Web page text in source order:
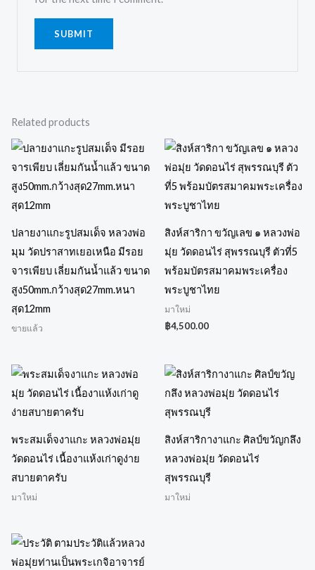
Related products
ปลายงาแกะรูปสมเด็จ หลวงพ่อ
มุม วัดปราสาทเยอเหนือ มีรอย
จารเพียบ เลี่ยมกันน้ำแล้ว ขนาด
สูง50mm.กว้างสุด27mm.หนา
สุด12mm
ขายแล้ว
สิงห์สาริกา ขวัญเลข ๑ หลวงพ่อ
มุ่ย วัดดอนไร่ สุพรรณบุรี ตัวที่5
พร้อมบัตรสมาคมพระเครื่อง
พระบูชาไทย
มาใหม่
฿4,500.00
พระสมเด็จงาแกะ หลวงพ่อมุ่ย
วัดดอนไร่ เนื้องาแห้งเก่าดูง่าย
สบายตาครับ
มาใหม่
สิงห์สาริกางาแกะ ศิลป์ขวัญกลึง
หลวงพ่อมุ่ย วัดดอนไร่
สุพรรณบุรี
มาใหม่